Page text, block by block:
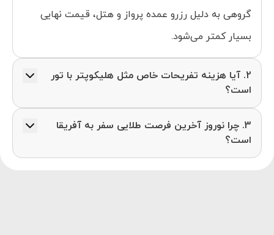
گروهی به دلیل رزرو عمده پرواز و هتل، قیمت نهایی
بسیار کمتر می‌شود.
2. آیا هزینه تفریحات خاص مثل هلیکوپتر با تور
است؟
بله، هزینه گشت هلیکوپتر در کیپ‌تاون ، ورودی
سافاری‌ها و حتی پروازهای داخلی بین شهری روی تور
3. چرا نوروز آخرین فرصت طلایی سفر به آفریقا
است؟
چون بلافاصله بعد از نوروز، پاییز آفریقا و روزهای کوتاه